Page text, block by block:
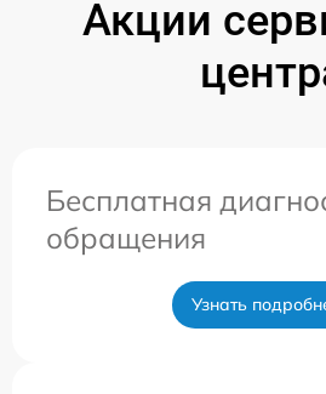
Акции
Бесплатная
обращения
Узнать